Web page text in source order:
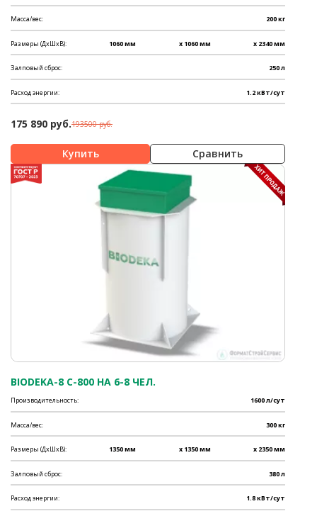
Масса/вес: 200 кг
Размеры (ДхШхВ): 1060 мм x 1060 мм x 2340 мм
Залповый сброс: 250 л
Расход энергии: 1.2 кВт/сут
175 890 руб.193500 руб.
Сравнить
BIODEKA-8 C-800 НА 6-8 ЧЕЛ.
Производительность: 1600 л/сут
Масса/вес: 300 кг
Размеры (ДхШхВ): 1350 мм x 1350 мм x 2350 мм
Залповый сброс: 380 л
Расход энергии: 1.8 кВт/сут